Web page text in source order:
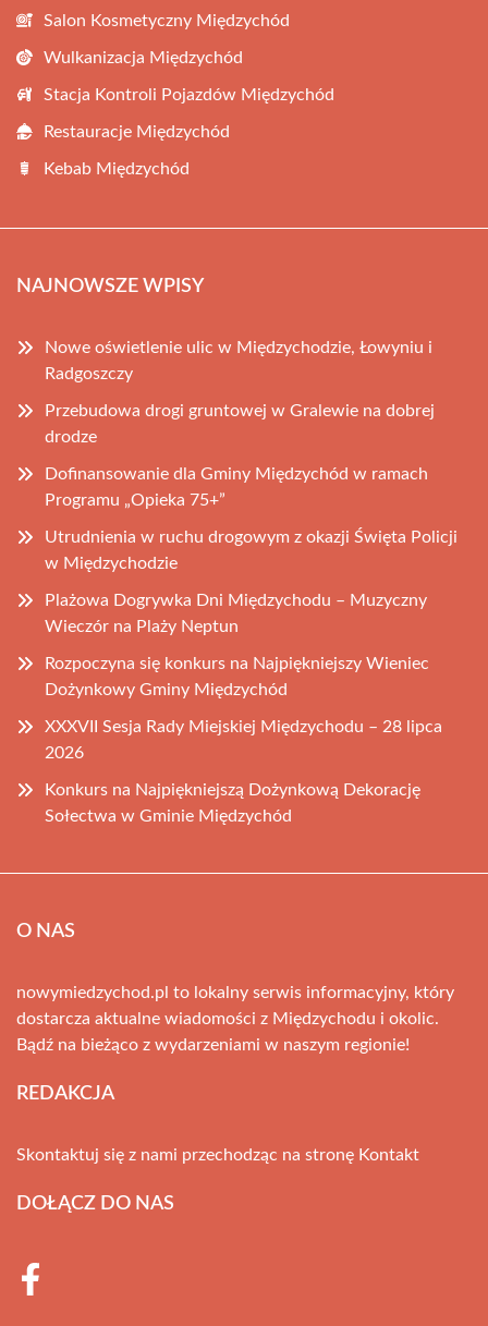
Salon Kosmetyczny Międzychód
Wulkanizacja Międzychód
Stacja Kontroli Pojazdów Międzychód
Restauracje Międzychód
Kebab Międzychód
NAJNOWSZE WPISY
Nowe oświetlenie ulic w Międzychodzie, Łowyniu i
Radgoszczy
Przebudowa drogi gruntowej w Gralewie na dobrej
drodze
Dofinansowanie dla Gminy Międzychód w ramach
Programu „Opieka 75+”
Utrudnienia w ruchu drogowym z okazji Święta Policji
w Międzychodzie
Plażowa Dogrywka Dni Międzychodu – Muzyczny
Wieczór na Plaży Neptun
Rozpoczyna się konkurs na Najpiękniejszy Wieniec
Dożynkowy Gminy Międzychód
XXXVII Sesja Rady Miejskiej Międzychodu – 28 lipca
2026
Konkurs na Najpiękniejszą Dożynkową Dekorację
Sołectwa w Gminie Międzychód
O NAS
nowymiedzychod.pl to lokalny serwis informacyjny, który
dostarcza aktualne wiadomości z Międzychodu i okolic.
Bądź na bieżąco z wydarzeniami w naszym regionie!
REDAKCJA
Skontaktuj się z nami przechodząc na stronę Kontakt
DOŁĄCZ DO NAS